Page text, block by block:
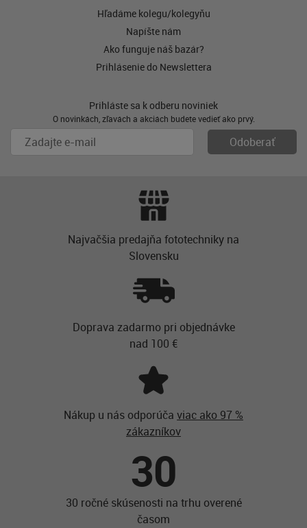
Hľadáme kolegu/kolegyňu
Napíšte nám
Ako funguje náš bazár?
Prihlásenie do Newslettera
Prihláste sa k odberu noviniek
O novinkách, zľavách a akciách budete vedieť ako prvý.
Najvačšia predajňa fototechniky na
Slovensku
Doprava zadarmo pri objednávke
nad 100 €
Nákup u nás odporúča viac ako 97 %
zákazníkov
30
30 ročné skúsenosti na trhu overené
časom